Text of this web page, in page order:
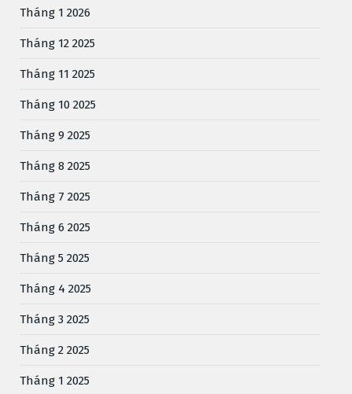
Tháng 1 2026
Tháng 12 2025
Tháng 11 2025
Tháng 10 2025
Tháng 9 2025
Tháng 8 2025
Tháng 7 2025
Tháng 6 2025
Tháng 5 2025
Tháng 4 2025
Tháng 3 2025
Tháng 2 2025
Tháng 1 2025